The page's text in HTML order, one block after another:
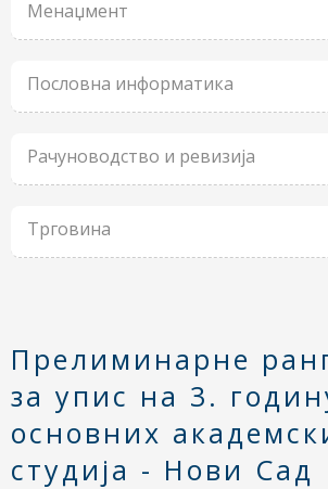
Менаџмент
Пословна информатика
Рачуноводство и ревизија
Трговина
Прелиминарне
за упис на 3.
основних
студија - Нови Сад